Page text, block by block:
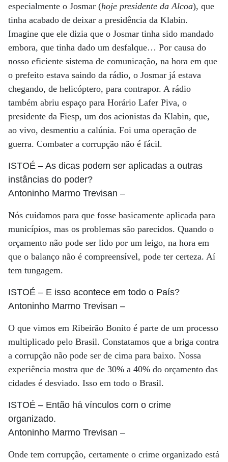
especialmente o Josmar (hoje presidente da Alcoa), que
tinha acabado de deixar a presidência da Klabin.
Imagine que ele dizia que o Josmar tinha sido mandado
embora, que tinha dado um desfalque… Por causa do
nosso eficiente sistema de comunicação, na hora em que
o prefeito estava saindo da rádio, o Josmar já estava
chegando, de helicóptero, para contrapor. A rádio
também abriu espaço para Horário Lafer Piva, o
presidente da Fiesp, um dos acionistas da Klabin, que,
ao vivo, desmentiu a calúnia. Foi uma operação de
guerra. Combater a corrupção não é fácil.
ISTOÉ – As dicas podem ser aplicadas a outras
instâncias do poder?
Antoninho Marmo Trevisan –
Nós cuidamos para que fosse basicamente aplicada para
municípios, mas os problemas são parecidos. Quando o
orçamento não pode ser lido por um leigo, na hora em
que o balanço não é compreensível, pode ter certeza. Aí
tem tungagem.
ISTOÉ – E isso acontece em todo o País?
Antoninho Marmo Trevisan –
O que vimos em Ribeirão Bonito é parte de um processo
multiplicado pelo Brasil. Constatamos que a briga contra
a corrupção não pode ser de cima para baixo. Nossa
experiência mostra que de 30% a 40% do orçamento das
cidades é desviado. Isso em todo o Brasil.
ISTOÉ – Então há vínculos com o crime
organizado.
Antoninho Marmo Trevisan –
Onde tem corrupção, certamente o crime organizado está